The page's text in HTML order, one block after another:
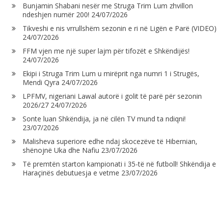
Bunjamin Shabani nesër me Struga Trim Lum zhvillon
ndeshjen numër 200! 24/07/2026
Tikveshi e nis vrrullshëm sezonin e ri në Ligën e Parë (VIDEO)
24/07/2026
FFM vjen me një super lajm për tifozët e Shkëndijës!
24/07/2026
Ekipi i Struga Trim Lum u mirëprit nga numri 1 i Strugës,
Mendi Qyra 24/07/2026
LPFMV, nigeriani Lawal autorë i golit të parë për sezonin
2026/27 24/07/2026
Sonte luan Shkëndija, ja në cilën TV mund ta ndiqni!
23/07/2026
Malisheva superiore edhe ndaj skocezëve të Hibernian,
shënojnë Uka dhe Nafiu 23/07/2026
Të premtën starton kampionati i 35-të në futboll! Shkëndija e
Haraçinës debutuesja e vetme 23/07/2026